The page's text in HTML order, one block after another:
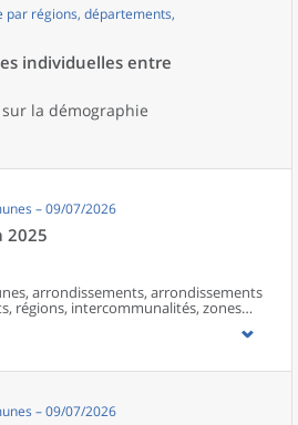
par régions, départements,
individuelles entre
la démographie
– 09/07/2026
2025
arrondissements, arrondissements
régions, intercommunalités, zones
urbaines et aires d’attraction des
– 09/07/2026